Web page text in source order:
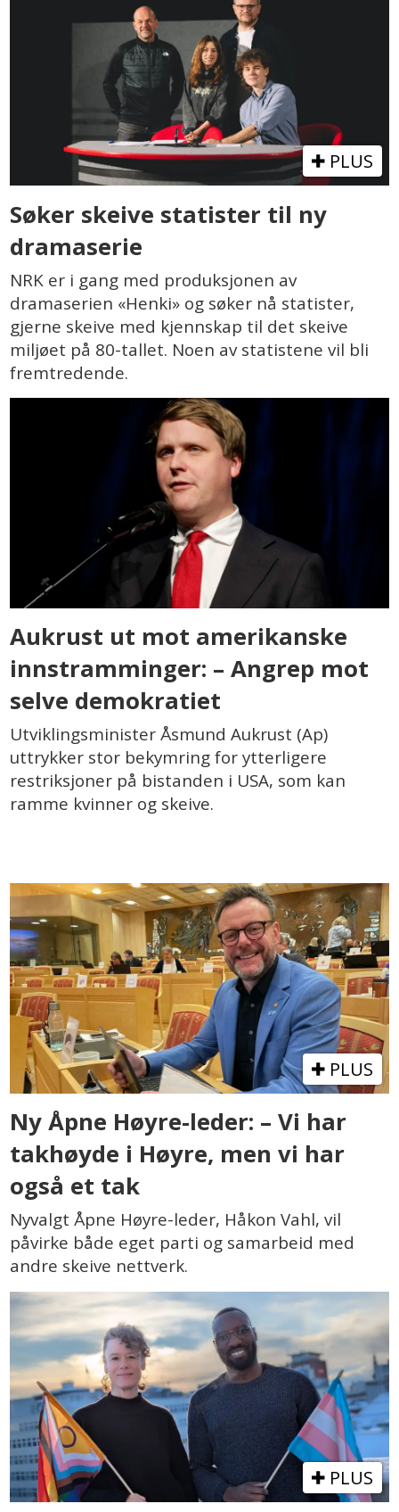
PLUS
Søker skeive statister til ny
dramaserie
NRK er i gang med produksjonen av
dramaserien «Henki» og søker nå statister,
gjerne skeive med kjennskap til det skeive
miljøet på 80-tallet. Noen av statistene vil bli
fremtredende.
Aukrust ut mot amerikanske
innstramminger: – Angrep mot
selve demokratiet
Utviklingsminister Åsmund Aukrust (Ap)
uttrykker stor bekymring for ytterligere
restriksjoner på bistanden i USA, som kan
ramme kvinner og skeive.
PLUS
Ny Åpne Høyre-leder: – Vi har
takhøyde i Høyre, men vi har
også et tak
Nyvalgt Åpne Høyre-leder, Håkon Vahl, vil
påvirke både eget parti og samarbeid med
andre skeive nettverk.
PLUS